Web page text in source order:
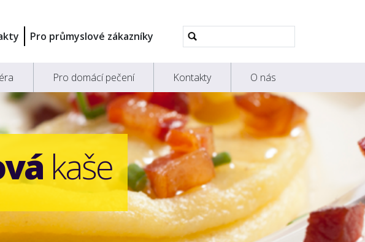
Pro průmyslové zákazníky
Pokročilé
vyhledávání...
Pro domácí pečení Kontakty O nás
kaše